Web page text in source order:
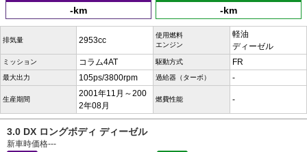
-km -km
排気量 2953cc
使用燃料
エンジン
軽油
ディーゼル
ミッション コラム4AT 駆動方式 FR
最大出力 105ps/3800rpm 過給器（ターボ） -
生産期間
2001年11月～200
2年08月
燃費性能 -
3.0 DX ロングボディ ディーゼル
新車時価格---